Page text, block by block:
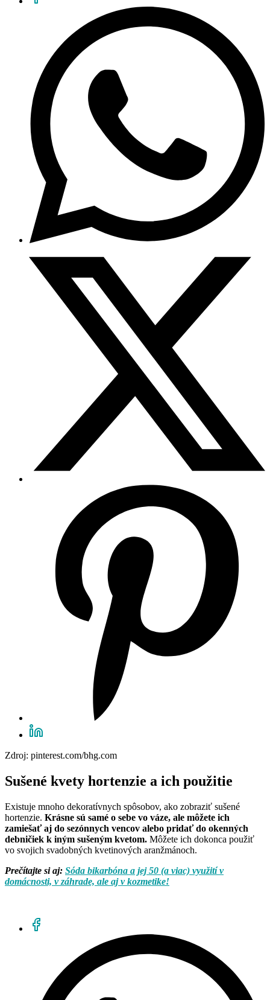
Zdroj: pinterest.com/bhg.com
Sušené kvety hortenzie a ich použitie
Existuje mnoho dekoratívnych spôsobov, ako zobraziť sušené
hortenzie. Krásne sú samé o sebe vo váze, ale môžete ich
zamiešať aj do sezónnych vencov alebo pridať do okenných
debničiek k iným sušeným kvetom. Môžete ich dokonca použiť
vo svojich svadobných kvetinových aranžmánoch.
Prečítajte si aj: Sóda bikarbóna a jej 50 (a viac) využití v
domácnosti, v záhrade, ale aj v kozmetike!